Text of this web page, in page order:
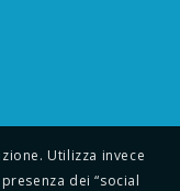
Utilizza invece
dei “social